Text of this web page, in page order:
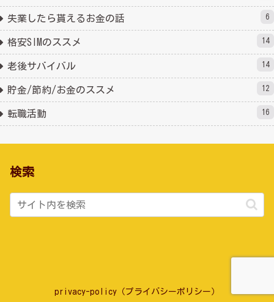
失業したら貰えるお金の話 6
格安SIMのススメ 14
老後サバイバル 14
貯金/節約/お金のススメ 12
転職活動 16
検索
privacy-policy（プライバシーポリシー）